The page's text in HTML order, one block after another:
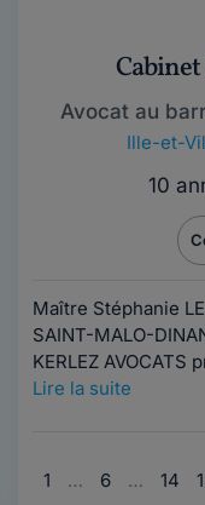
Cabinet
Avocat au
Ille-et-
10
Maître Stéphanie
SAINT-MALO-
KERLEZ
Lire la suite
1 … 6 … 14